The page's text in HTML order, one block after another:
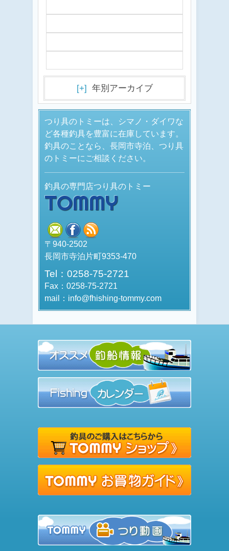
[+] 年別アーカイブ
つり具のトミーは、シマノ・ダイワな
ど各種釣具を豊富に在庫しています。
釣具のことなら、長岡市寺泊、つり具
のトミーにご相談ください。
釣具の専門店つり具のトミー
TOMMY
mail facebook
〒940-2502
長岡市寺泊片町9353-470
Tel：0258-75-2721
Fax：0258-75-2721
mail：info@fhishing-tommy.com